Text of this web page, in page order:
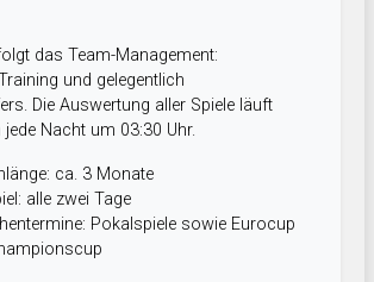
das Team-Management:
und gelegentlich
Die Auswertung aller Spiele läuft
Nacht um 03:30 Uhr.
ca. 3 Monate
alle zwei Tage
Pokalspiele sowie Eurocup